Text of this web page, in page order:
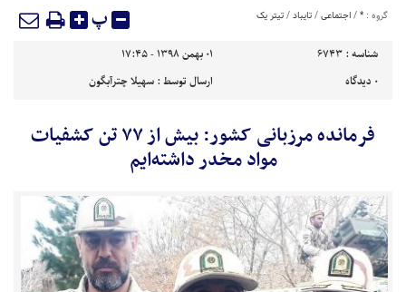
گروه : *
/اجتماعی/تایباد/تیتر یک پ
شناسه : 6743
۰۱ بهمن ۱۳۹۸ - ۱۷:۴۵
۰ دیدگاه ارسال توسط :سهیلا چترآبگون
فرمانده مرزبانی کشور: بیش از ۷۷ تن کشفیات
مواد مخدر داشته‌ایم